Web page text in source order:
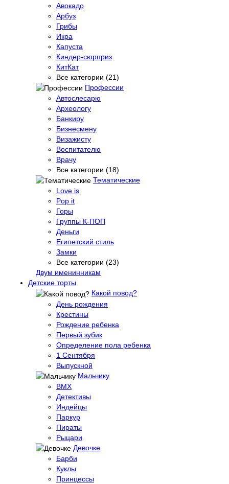
Авокадо
Арбуз
Грибы
Икра
Капуста
Киндер-сюрприз
КитКат
Все категории (21)
Профессии
Автослесарю
Археологу
Банкиру
Бизнесмену
Визажисту
Воспитателю
Врачу
Все категории (18)
Тематические
Love is
Pop it
Горы
Группы К-ПОП
Деньги
Египетский стиль
Замки
Все категории (23)
Двум именинникам
Детские торты
Какой повод?
День рождения
Крестины
Рождение ребенка
Первый зубик
Определение пола ребенка
1 Сентября
Выпускной
Мальчику
BMX
Детективы
Индейцы
Паркур
Пираты
Рыцари
Девочке
Барби
Куклы
Принцессы